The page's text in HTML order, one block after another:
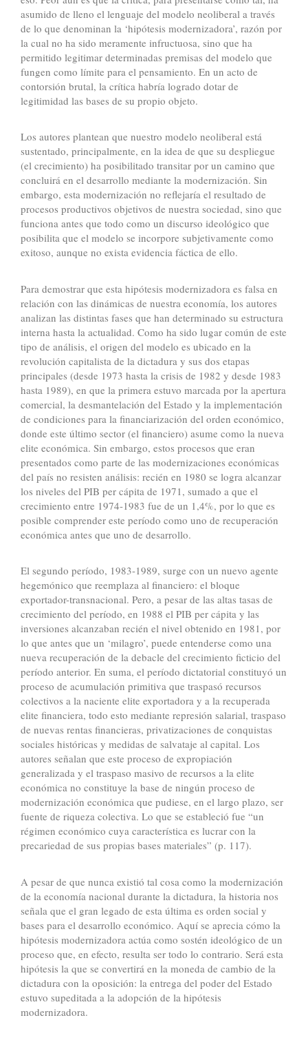
asumido de lleno el lenguaje del modelo neoliberal a través
de lo que denominan la ‘hipótesis modernizadora’, razón por
la cual no ha sido meramente infructuosa, sino que ha
permitido legitimar determinadas premisas del modelo que
fungen como límite para el pensamiento. En un acto de
contorsión brutal, la crítica habría logrado dotar de
legitimidad las bases de su propio objeto.
Los autores plantean que nuestro modelo neoliberal está
sustentado, principalmente, en la idea de que su despliegue
(el crecimiento) ha posibilitado transitar por un camino que
concluirá en el desarrollo mediante la modernización. Sin
embargo, esta modernización no reflejaría el resultado de
procesos productivos objetivos de nuestra sociedad, sino que
funciona antes que todo como un discurso ideológico que
posibilita que el modelo se incorpore subjetivamente como
exitoso, aunque no exista evidencia fáctica de ello.
Para demostrar que esta hipótesis modernizadora es falsa en
relación con las dinámicas de nuestra economía, los autores
analizan las distintas fases que han determinado su estructura
interna hasta la actualidad. Como ha sido lugar común de este
tipo de análisis, el origen del modelo es ubicado en la
revolución capitalista de la dictadura y sus dos etapas
principales (desde 1973 hasta la crisis de 1982 y desde 1983
hasta 1989), en que la primera estuvo marcada por la apertura
comercial, la desmantelación del Estado y la implementación
de condiciones para la financiarización del orden económico,
donde este último sector (el financiero) asume como la nueva
elite económica. Sin embargo, estos procesos que eran
presentados como parte de las modernizaciones económicas
del país no resisten análisis: recién en 1980 se logra alcanzar
los niveles del PIB per cápita de 1971, sumado a que el
crecimiento entre 1974-1983 fue de un 1,4%, por lo que es
posible comprender este período como uno de recuperación
económica antes que uno de desarrollo.
El segundo período, 1983-1989, surge con un nuevo agente
hegemónico que reemplaza al financiero: el bloque
exportador-transnacional. Pero, a pesar de las altas tasas de
crecimiento del período, en 1988 el PIB per cápita y las
inversiones alcanzaban recién el nivel obtenido en 1981, por
lo que antes que un ‘milagro’, puede entenderse como una
nueva recuperación de la debacle del crecimiento ficticio del
período anterior. En suma, el período dictatorial constituyó un
proceso de acumulación primitiva que traspasó recursos
colectivos a la naciente elite exportadora y a la recuperada
elite financiera, todo esto mediante represión salarial, traspaso
de nuevas rentas financieras, privatizaciones de conquistas
sociales históricas y medidas de salvataje al capital. Los
autores señalan que este proceso de expropiación
generalizada y el traspaso masivo de recursos a la elite
económica no constituye la base de ningún proceso de
modernización económica que pudiese, en el largo plazo, ser
fuente de riqueza colectiva. Lo que se estableció fue “un
régimen económico cuya característica es lucrar con la
precariedad de sus propias bases materiales” (p. 117).
A pesar de que nunca existió tal cosa como la modernización
de la economía nacional durante la dictadura, la historia nos
señala que el gran legado de esta última es orden social y
bases para el desarrollo económico. Aquí se aprecia cómo la
hipótesis modernizadora actúa como sostén ideológico de un
proceso que, en efecto, resulta ser todo lo contrario. Será esta
hipótesis la que se convertirá en la moneda de cambio de la
dictadura con la oposición: la entrega del poder del Estado
estuvo supeditada a la adopción de la hipótesis
modernizadora.